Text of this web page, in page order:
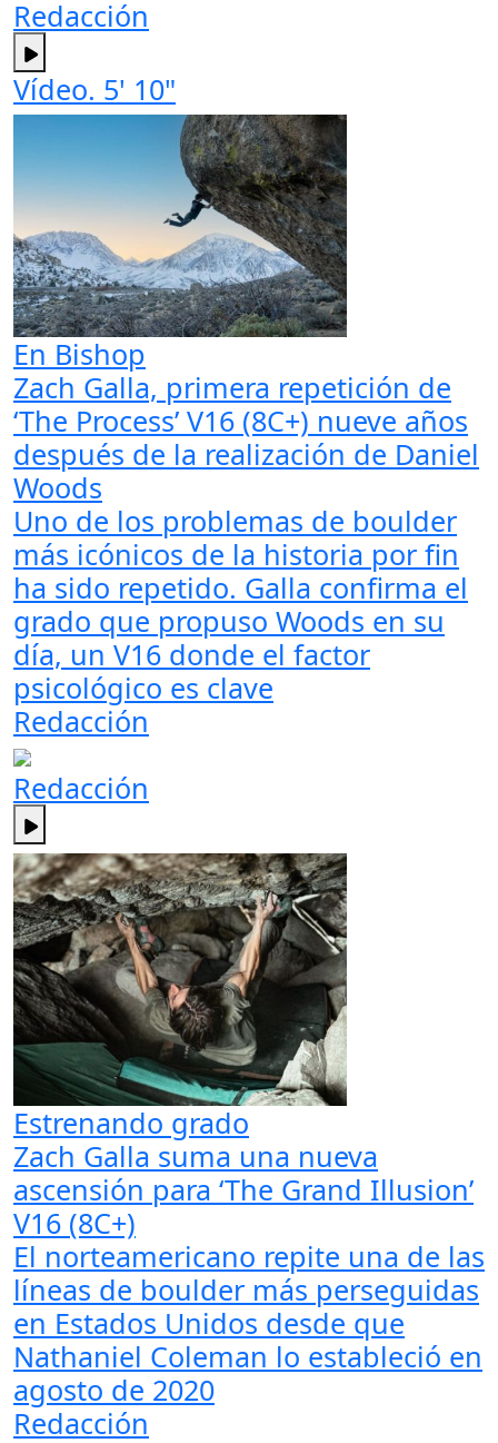
Redacción
Vídeo. 5' 10"
En Bishop
Zach Galla, primera repetición de
‘The Process’ V16 (8C+) nueve años
después de la realización de Daniel
Woods
Uno de los problemas de boulder
más icónicos de la historia por fin
ha sido repetido. Galla confirma el
grado que propuso Woods en su
día, un V16 donde el factor
psicológico es clave
Redacción
Redacción
Estrenando grado
Zach Galla suma una nueva
ascensión para ‘The Grand Illusion’
V16 (8C+)
El norteamericano repite una de las
líneas de boulder más perseguidas
en Estados Unidos desde que
Nathaniel Coleman lo estableció en
agosto de 2020
Redacción